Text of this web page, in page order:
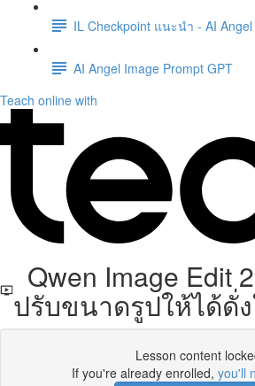
IL Checkpoint แนะนำ - AI Angel
AI Angel Image Prompt GPT
Teach online with
Qwen Image Edit
ปรับขนาดรูปให้ได้ดั่
Lesson content
If you're already enrolled, you'll